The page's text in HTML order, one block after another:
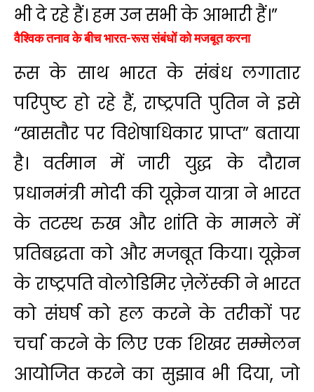
भी दे रहे हैं। हम उन सभी के आभारी हैं।”
वैश्विक तनाव के बीच भारत-रूस संबंधों को मजबूत करना
रूस के साथ भारत के संबंध लगातार
परिपुष्ट हो रहे हैं, राष्ट्रपति पुतिन ने इसे
“खासतौर पर विशेषाधिकार प्राप्त” बताया
है। वर्तमान में जारी युद्ध के दौरान
प्रधानमंत्री मोदी की यूक्रेन यात्रा ने भारत
के तटस्थ रुख और शांति के मामले में
प्रतिबद्धता को और मजबूत किया। यूक्रेन
के राष्ट्रपति वोलोडिमिर ज़ेलेंस्की ने भारत
को संघर्ष को हल करने के तरीकों पर
चर्चा करने के लिए एक शिखर सम्मेलन
आयोजित करने का सुझाव भी दिया, जो